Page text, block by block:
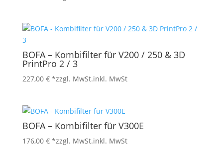
BOFA – Kombifilter für V200 / 250 & 3D
PrintPro 2 / 3
227,00 € *zzgl. MwSt.inkl. MwSt
BOFA – Kombifilter für V300E
176,00 € *zzgl. MwSt.inkl. MwSt